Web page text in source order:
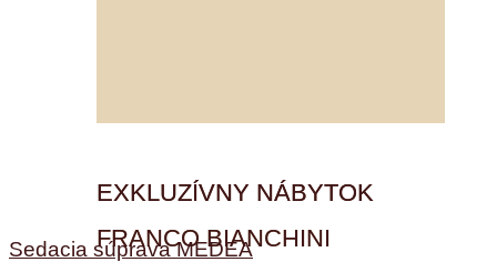
EXKLUZÍVNY NÁBYTOK
FRANCO BIANCHINI
Sedacia súprava MEDEA